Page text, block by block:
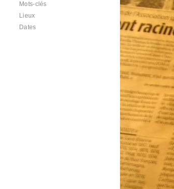
Mots-clés
Lieux
Dates